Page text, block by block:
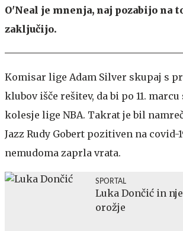
O'Neal je mnenja, naj pozabijo na
zaključijo.
Komisar lige Adam Silver skupaj s
klubov išče rešitev, da bi po 11.
kolesje lige NBA. Takrat je bil
Jazz Rudy Gobert pozitiven na covid-
nemudoma zaprla vrata.
SPORTAL
Luka Dončić in
orožje